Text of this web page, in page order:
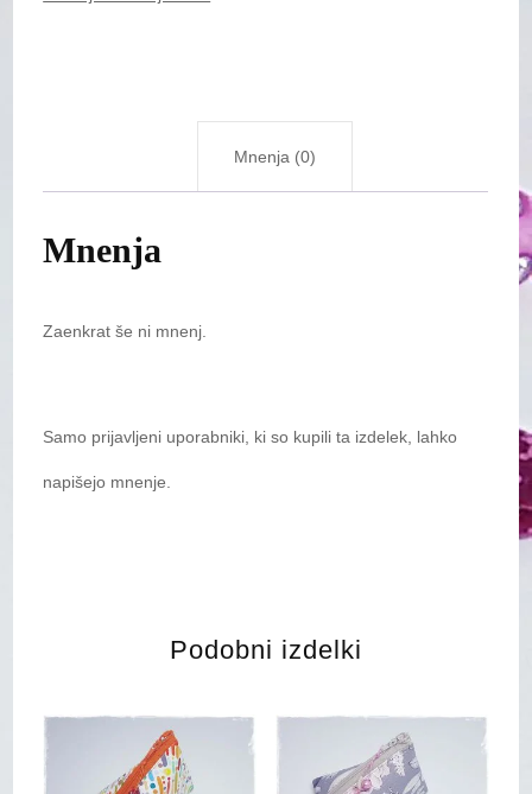
Mnenja (0)
Mnenja
Zaenkrat še ni mnenj.
Samo prijavljeni uporabniki, ki so kupili ta izdelek, lahko
napišejo mnenje.
Podobni izdelki